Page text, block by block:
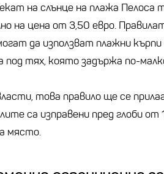
на слънце на плажа Пелоса
на цена от 3,50 евро.
да използват плажни
под тях, която задържа по-
това правило ще се
са изправени пред глоби
място.